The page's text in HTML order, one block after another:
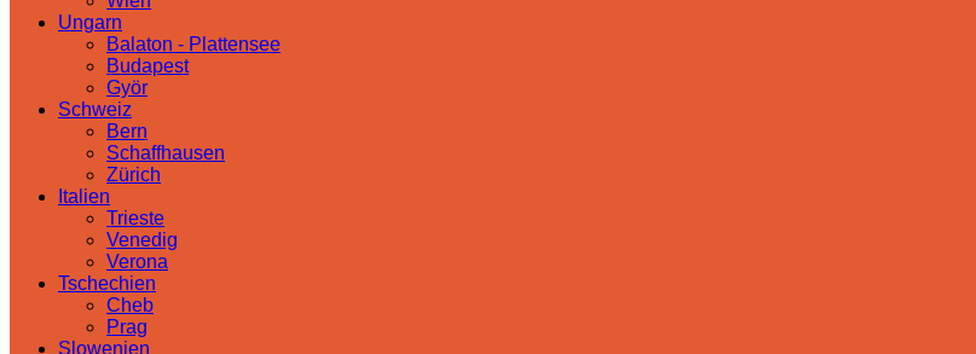
Ungarn
Balaton - Plattensee
Budapest
Györ
Schweiz
Bern
Schaffhausen
Zürich
Italien
Trieste
Venedig
Verona
Tschechien
Cheb
Prag
Slowenien